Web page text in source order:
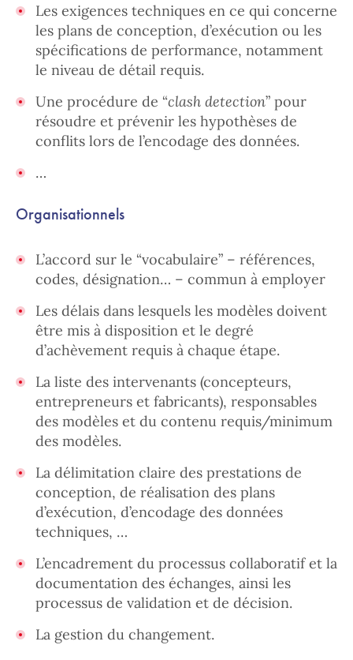
Les exigences techniques en ce qui concerne
les plans de conception, d’exécution ou les
spécifications de performance, notamment
le niveau de détail requis.
Une procédure de “clash detection” pour
résoudre et prévenir les hypothèses de
conflits lors de l’encodage des données.
…
Organisationnels
L’accord sur le “vocabulaire” – références,
codes, désignation… – commun à employer
Les délais dans lesquels les modèles doivent
être mis à disposition et le degré
d’achèvement requis à chaque étape.
La liste des intervenants (concepteurs,
entrepreneurs et fabricants), responsables
des modèles et du contenu requis/minimum
des modèles.
La délimitation claire des prestations de
conception, de réalisation des plans
d’exécution, d’encodage des données
techniques, …
L’encadrement du processus collaboratif et la
documentation des échanges, ainsi les
processus de validation et de décision.
La gestion du changement.